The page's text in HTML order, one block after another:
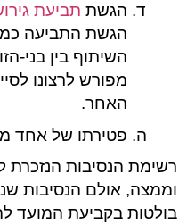
הגשת תביעת
הגשת התביעה
השיתוף בין בני-
מפורש לרצונו
האחר.
פטירתו של אחד
רשימת הנסיבות הנזכרת
וממצה, אולם הנסיבות
בולטות בקביעת המועד